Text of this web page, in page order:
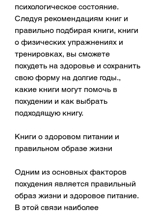
психологическое состояние.
Следуя рекомендациям книг и
правильно подбирая книги, книги
о физических упражнениях и
тренировках, вы сможете
похудеть на здоровье и сохранить
свою форму на долгие годы.,
какие книги могут помочь в
похудении и как выбрать
подходящую книгу.
Книги о здоровом питании и
правильном образе жизни
Одним из основных факторов
похудения является правильный
образ жизни и здоровое питание.
В этой связи наиболее